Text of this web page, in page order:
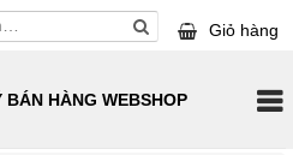
Giỏ hàng
BÁN HÀNG WEBSHOP